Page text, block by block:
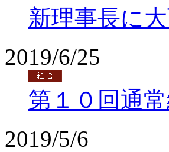
新理事長に
2019/6/25
第１０回通
2019/5/6